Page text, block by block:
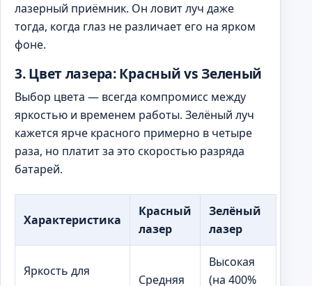
лазерный приёмник. Он ловит луч даже
тогда, когда глаз не различает его на ярком
фоне.
3. Цвет лазера: Красный vs Зеленый
Выбор цвета — всегда компромисс между
яркостью и временем работы. Зелёный луч
кажется ярче красного примерно в четыре
раза, но платит за это скоростью разряда
батарей.
Характеристика
Красный
лазер
Зелёный
лазер
Яркость для
Средняя
Высокая
(на 400%